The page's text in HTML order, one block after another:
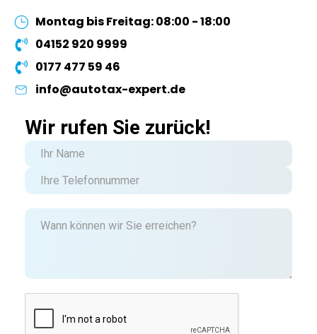
Montag bis Freitag: 08:00 - 18:00
04152 920 9999
0177 477 59 46
info@autotax-expert.de
Wir rufen Sie zurück!